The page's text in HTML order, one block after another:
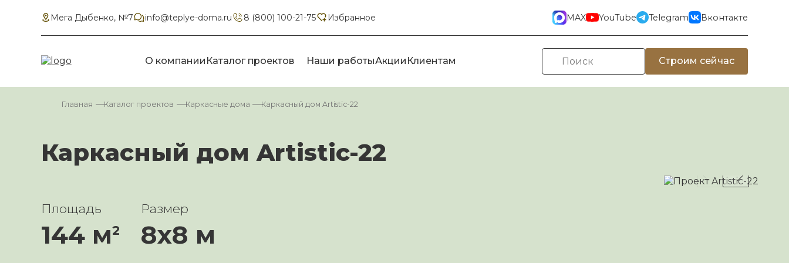
Мега Дыбенко, №7 info@teplye-doma.ru 8 (800) 100-21-75 Избранное MAX YouTube Telegram Вконтакте
О компании Каталог проектов Наши работыАкции Клиентам Строим сейчас
Главная Каталог проектов Каркасные дома Каркасный дом Artistic-22
Каркасный дом Artistic-22
Площадь
144 м2
Размер
8х8 м